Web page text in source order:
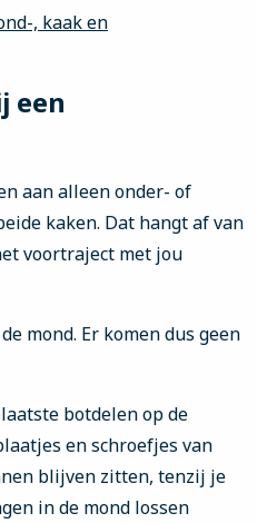
, kaak en
een
aan alleen onder- of
kaken. Dat hangt af van
voortraject met jou
mond. Er komen dus geen
botdelen op de
en schroefjes van
blijven zitten, tenzij je
in de mond lossen